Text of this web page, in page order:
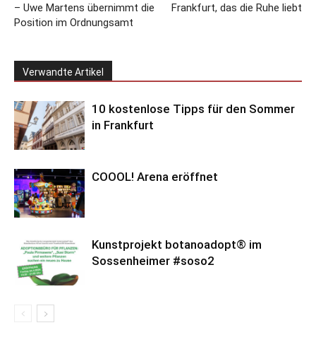
– Uwe Martens übernimmt die
Position im Ordnungsamt
Frankfurt, das die Ruhe liebt
Verwandte Artikel
10 kostenlose Tipps für den Sommer
in Frankfurt
COOOL! Arena eröffnet
Kunstprojekt botanoadopt® im
Sossenheimer #soso2